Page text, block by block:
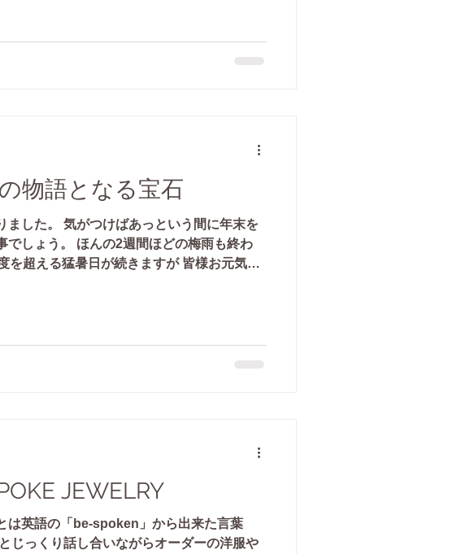
物語となる宝石
ました。 気がつけばあっという間に年末を
でしょう。 ほんの2週間ほどの梅雨も終わ
を超える猛暑日が続きますが 皆様お元気で
JEWELRY
は英語の「be-spoken」から出来た言葉
じっくり話し合いながらオーダーの洋服や